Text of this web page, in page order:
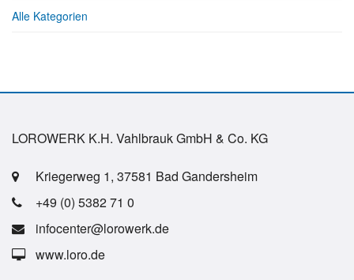
Alle Kategorien
LOROWERK K.H. Vahlbrauk GmbH & Co. KG
Kriegerweg 1, 37581 Bad Gandersheim
+49 (0) 5382 71 0
infocenter@lorowerk.de
www.loro.de